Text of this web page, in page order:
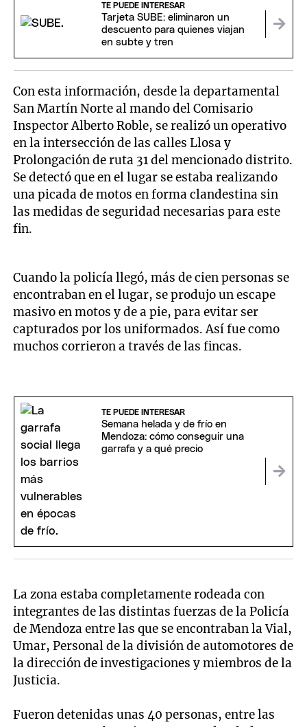
TE PUEDE INTERESAR
Tarjeta SUBE: eliminaron un
descuento para quienes viajan
en subte y tren
Con esta información, desde la departamental
San Martín Norte al mando del Comisario
Inspector Alberto Roble, se realizó un operativo
en la intersección de las calles Llosa y
Prolongación de ruta 31 del mencionado distrito.
Se detectó que en el lugar se estaba realizando
una picada de motos en forma clandestina sin
las medidas de seguridad necesarias para este
fin.
Cuando la policía llegó, más de cien personas se
encontraban en el lugar, se produjo un escape
masivo en motos y de a pie, para evitar ser
capturados por los uniformados. Así fue como
muchos corrieron a través de las fincas.
TE PUEDE INTERESAR
Semana helada y de frío en
Mendoza: cómo conseguir una
garrafa y a qué precio
La zona estaba completamente rodeada con
integrantes de las distintas fuerzas de la Policía
de Mendoza entre las que se encontraban la Vial,
Umar, Personal de la división de automotores de
la dirección de investigaciones y miembros de la
Justicia.
Fueron detenidas unas 40 personas, entre las